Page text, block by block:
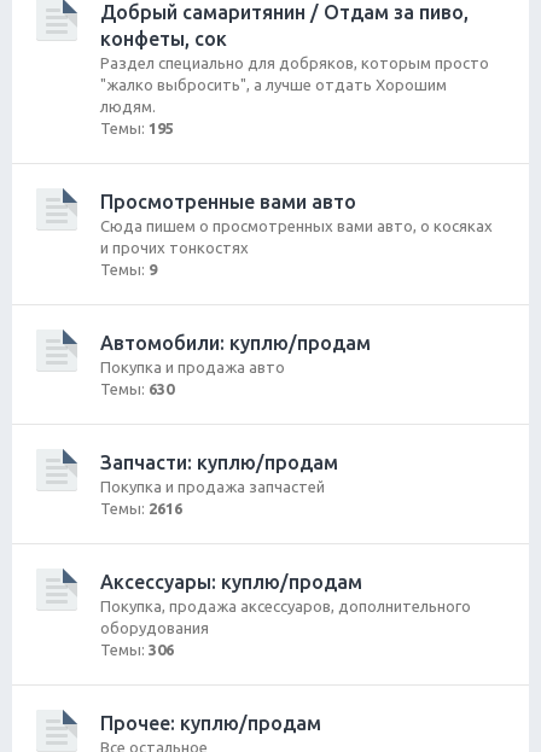
Добрый самаритянин / Отдам за пиво,
конфеты, сок
Раздел специально для добряков, которым просто
"жалко выбросить", а лучше отдать Хорошим
людям.
Темы: 195
Просмотренные вами авто
Сюда пишем о просмотренных вами авто, о косяках
и прочих тонкостях
Темы: 9
Автомобили: куплю/продам
Покупка и продажа авто
Темы: 630
Запчасти: куплю/продам
Покупка и продажа запчастей
Темы: 2616
Аксессуары: куплю/продам
Покупка, продажа аксессуаров, дополнительного
оборудования
Темы: 306
Прочее: куплю/продам
Все остальное